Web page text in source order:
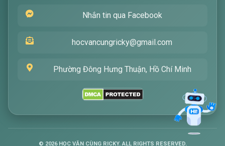
Nhắn tin qua Facebook
hocvancungricky@gmail.com
Phường Đông Hưng Thuận, Hồ Chí Minh
© 2026HỌC VĂN CÙNG RICKY. ALL RIGHTS RESERVED.